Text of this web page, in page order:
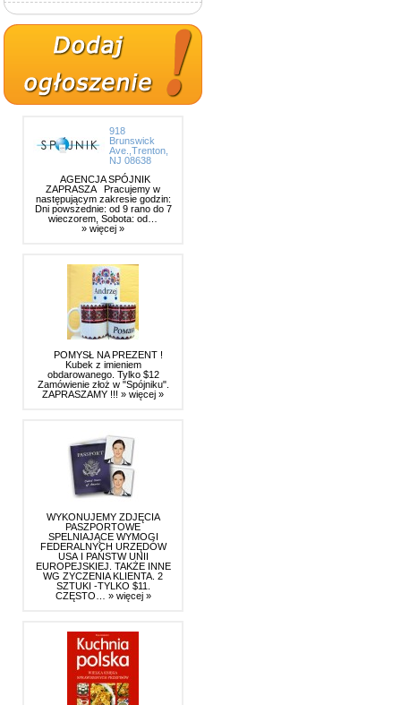
918
Brunswick
Ave.,Trenton,
NJ 08638
AGENCJA SPÓJNIK
ZAPRASZA Pracujemy w
następującym zakresie godzin:
Dni powszednie: od 9 rano do 7
wieczorem, Sobota: od…
» więcej »
POMYSŁ NA PREZENT !
Kubek z imieniem
obdarowanego. Tylko $12
Zamówienie złoż w "Spójniku".
ZAPRASZAMY !!! » więcej »
WYKONUJEMY ZDJĘCIA
PASZPORTOWE
SPELNIAJĄCE WYMOGI
FEDERALNYCH URZĘDÓW
USA I PAŃSTW UNII
EUROPEJSKIEJ. TAKŻE INNE
WG ZYCZENIA KLIENTA. 2
SZTUKI -TYLKO $11.
CZĘSTO… » więcej »